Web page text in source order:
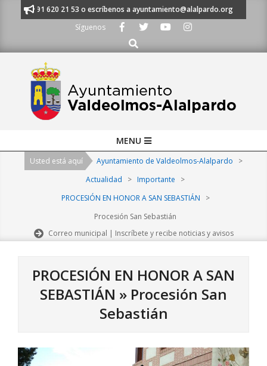
al 91 620 21 53 o escríbenos a ayuntamiento@alalpardo.org
Síguenos
Buscar
Navigation
MENU
Usted está aquí Ayuntamiento de Valdeolmos-Alalpardo
>
Actualidad
> Importante
>
PROCESIÓN EN HONOR A SAN SEBASTIÁN
>
Procesión San Sebastián
Correo municipal | Inscríbete y recibe noticias y avisos
PROCESIÓN EN HONOR A SAN
SEBASTIÁN » Procesión San
Sebastián